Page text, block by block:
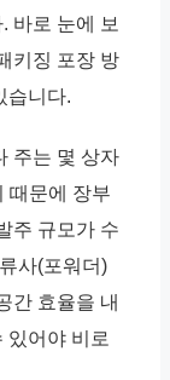
바로 눈에 보
키징 포장 방
습니다.
주는 몇 상자
때문에 장부
주 규모가 수
사(포워더)
간 효율을 내
있어야 비로